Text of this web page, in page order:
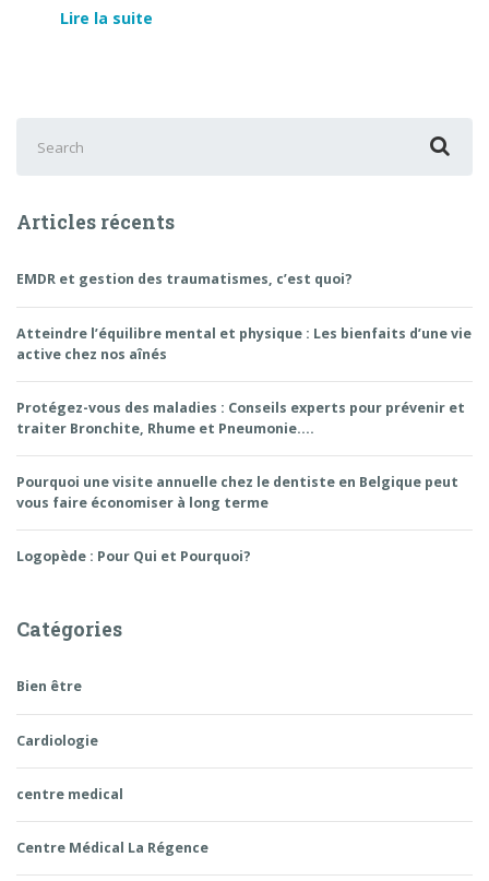
Lire la suite
for:
Articles récents
EMDR et gestion des traumatismes, c’est quoi?
Atteindre l’équilibre mental et physique : Les bienfaits d’une vie
active chez nos aînés
Protégez-vous des maladies : Conseils experts pour prévenir et
traiter Bronchite, Rhume et Pneumonie….
Pourquoi une visite annuelle chez le dentiste en Belgique peut
vous faire économiser à long terme
Logopède : Pour Qui et Pourquoi?
Catégories
Bien être
Cardiologie
centre medical
Centre Médical La Régence